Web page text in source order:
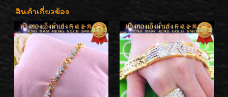
สินค้าเกี่ยวข้อง